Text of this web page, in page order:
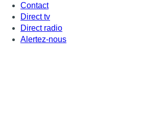
Contact
Direct tv
Direct radio
Alertez-nous